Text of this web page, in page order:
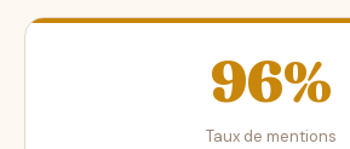
96%
Taux de mentions